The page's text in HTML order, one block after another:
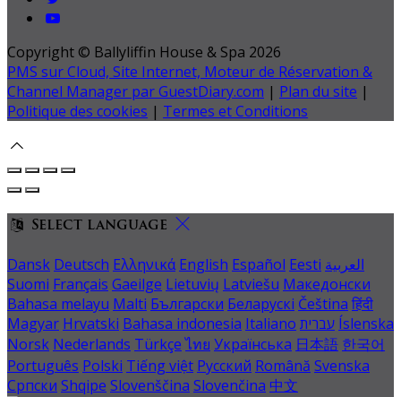
Copyright © Ballyliffin House & Spa 2026
PMS sur Cloud, Site Internet, Moteur de Réservation &
Channel Manager par GuestDiary.com | Plan du site |
Politique des cookies | Termes et Conditions
Select language
Dansk Deutsch Ελληνικά English Español Eesti العربية
Suomi Français Gaeilge Lietuvių Latviešu Македонски
Bahasa melayu Malti Български Беларускі Čeština हिंदी
Magyar Hrvatski Bahasa indonesia Italiano עברית Íslenska
Norsk Nederlands Türkçe ไทย Українська 日本語 한국어
Português Polski Tiếng việt Русский Română Svenska
Српски Shqipe Slovenščina Slovenčina 中文